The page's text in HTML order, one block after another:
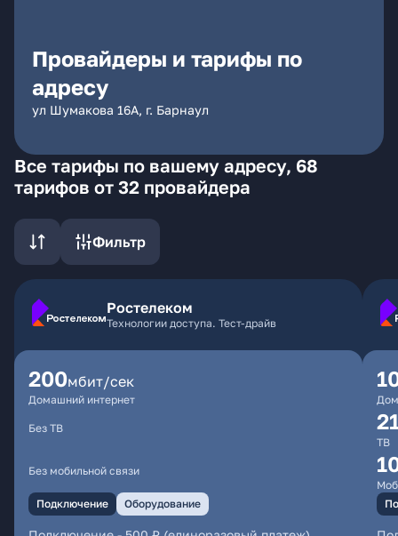
Провайдеры и тарифы по
адресу
ул Шумакова 16А, г. Барнаул
Все тарифы по вашему адресу, 68
тарифов от 32 провайдера
Фильтр
Ростелеком
Технологии доступа. Тест-драйв
200мбит/сек
Домашний интернет
Без ТВ
Без мобильной связи
Подключение Оборудование
ТВ